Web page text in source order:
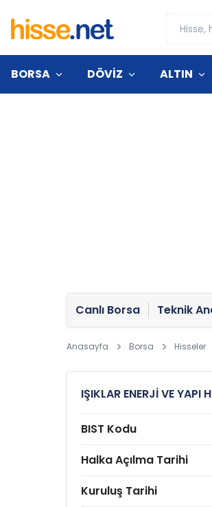
BORSA DÖVİZ ALTIN
Canlı Borsa Teknik
Anasayfa Borsa Hisseler
IŞIKLAR ENERJİ VE YAPI
BIST Kodu
Halka Açılma Tarihi
Kuruluş Tarihi